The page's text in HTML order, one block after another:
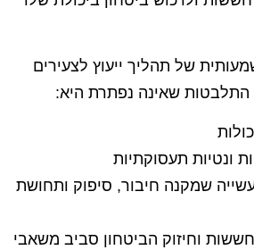
של תהליך ייעוץ לצעירים
שאינה נפתרת היא:
ונטיות תעסוקתיות
שמקנה חיבור, סיפוק ותחושת
וחיזוק הביטחון סביב משאבי